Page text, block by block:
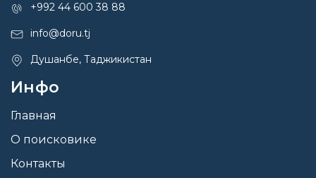
+992 44 600 38 88
info@doru.tj
Душанбе, Таджикистан
Инфо
Главная
О поисковике
Контакты